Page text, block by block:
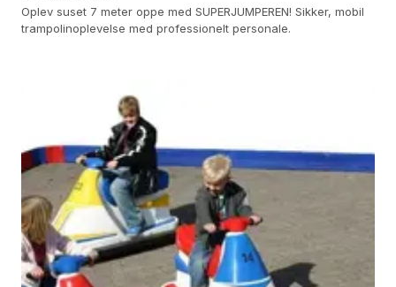
Oplev suset 7 meter oppe med SUPERJUMPEREN! Sikker, mobil
trampolinoplevelse med professionelt personale.